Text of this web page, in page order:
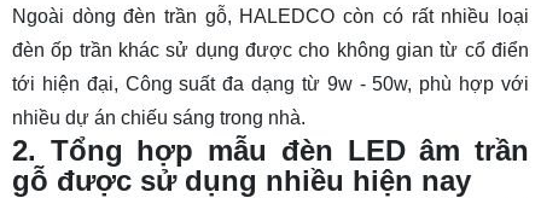
Ngoài dòng đèn trần gỗ, HALEDCO còn có rất nhiều loại
đèn ốp trần khác sử dụng được cho không gian từ cổ điển
tới hiện đại, Công suất đa dạng từ 9w - 50w, phù hợp với
nhiều dự án chiếu sáng trong nhà.
2. Tổng hợp mẫu đèn LED âm trần
gỗ được sử dụng nhiều hiện nay